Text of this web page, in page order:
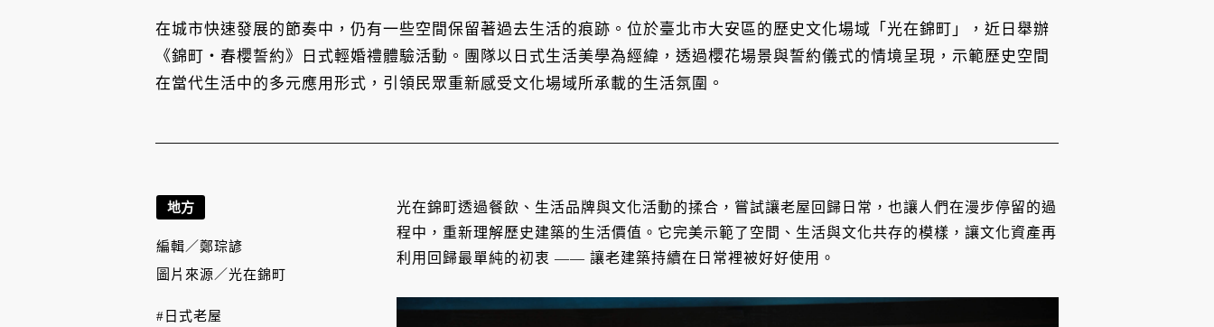
在城市快速發展的節奏中，仍有一些空間保留著過去生活的痕跡。位於臺北市大安區的歷史文化場域「光在錦町」，近日舉辦
《錦町・春櫻誓約》日式輕婚禮體驗活動。團隊以日式生活美學為經緯，透過櫻花場景與誓約儀式的情境呈現，示範歷史空間
在當代生活中的多元應用形式，引領民眾重新感受文化場域所承載的生活氛圍。
光在錦町透過餐飲、生活品牌與文化活動的揉合，嘗試讓老屋回歸日常，也讓人們在漫步停留的過
程中，重新理解歷史建築的生活價值。它完美示範了空間、生活與文化共存的模樣，讓文化資產再
利用回歸最單純的初衷 —— 讓老建築持續在日常裡被好好使用。
地方
編輯／鄭琮諺
圖片來源／光在錦町
#日式老屋